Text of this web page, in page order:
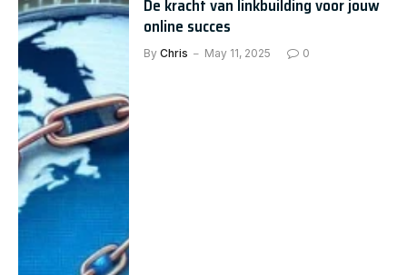
online succes
By Chris May 11, 2025 0